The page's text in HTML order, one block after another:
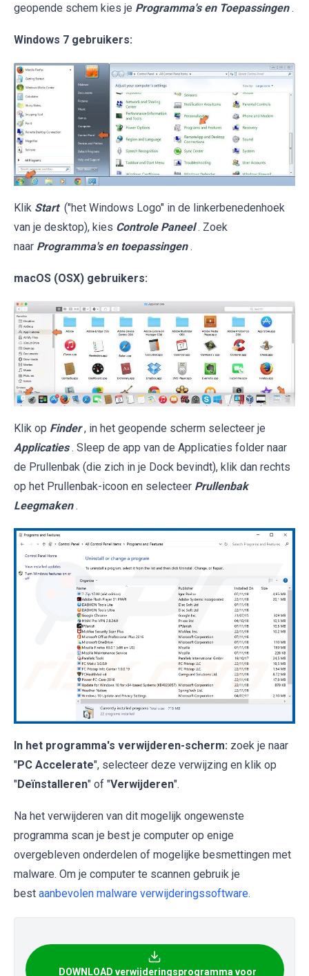
geopende schem kies je Programma's en Toepassingen .
Windows 7 gebruikers:
Klik Start ("het Windows Logo" in de linkerbenedenhoek
van je desktop), kies Controle Paneel . Zoek
naar Programma's en toepassingen .
macOS (OSX) gebruikers:
Klik op Finder , in het geopende scherm selecteer je
Applicaties . Sleep de app van de Applicaties folder naar
de Prullenbak (die zich in je Dock bevindt), klik dan rechts
op het Prullenbak-icoon en selecteer Prullenbak
Leegmaken .
In het programma's verwijderen-scherm: zoek je naar
"PC Accelerate", selecteer deze verwijzing en klik op
"Deïnstalleren" of "Verwijderen".
Na het verwijderen van dit mogelijk ongewenste
programma scan je best je computer op enige
overgebleven onderdelen of mogelijke besmettingen met
malware. Om je computer te scannen gebruik je
best aanbevolen malware verwijderingssoftware.
DOWNLOAD verwijderingsprogramma voor